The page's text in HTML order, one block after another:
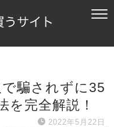
で騙されずに35
を完全解説！
2022年5月22日